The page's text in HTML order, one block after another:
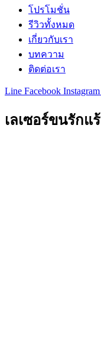
โปรโมชั่น
รีวิวทั้งหมด
เกี่ยวกับเรา
บทความ
ติดต่อเรา
Line Facebook Instagram
เลเซอร์ขนรักแร้